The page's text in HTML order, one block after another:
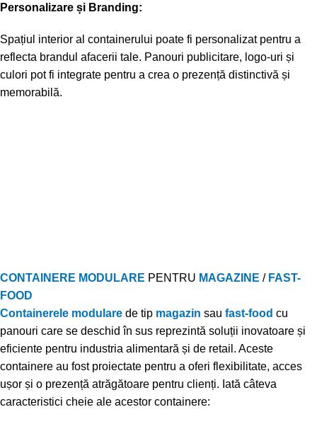
Personalizare și Branding:
Spațiul interior al containerului poate fi personalizat pentru a
reflecta brandul afacerii tale. Panouri publicitare, logo-uri și
culori pot fi integrate pentru a crea o prezență distinctivă și
memorabilă.
CONTAINERE MODULARE PENTRU MAGAZINE / FAST-
FOOD
Containerele modulare de tip magazin sau fast-food cu
panouri care se deschid în sus reprezintă soluții inovatoare și
eficiente pentru industria alimentară și de retail. Aceste
containere au fost proiectate pentru a oferi flexibilitate, acces
ușor și o prezență atrăgătoare pentru clienți. Iată câteva
caracteristici cheie ale acestor containere: